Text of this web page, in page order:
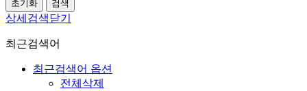
상세검색닫기
최근검색어
최근검색어 옵션
전체삭제